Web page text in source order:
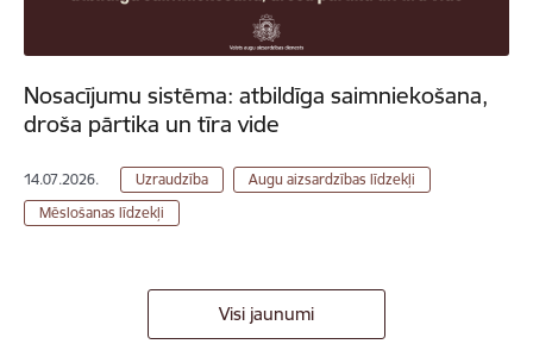
Nosacījumu sistēma: atbildīga saimniekošana,
droša pārtika un tīra vide
14.07.2026. Uzraudzība
Augu aizsardzības līdzekļi
Mēslošanas līdzekļi
Visi jaunumi